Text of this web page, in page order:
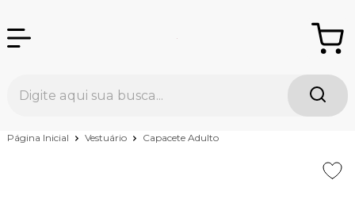
Página Inicial Vestuário Capacete Adulto